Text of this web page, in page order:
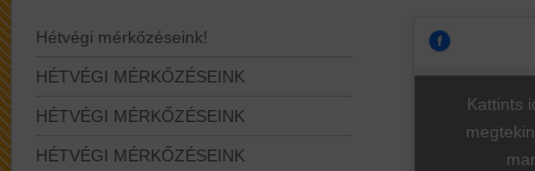
Hétvégi mérkőzéseink!
HÉTVÉGI MÉRKŐZÉSEINK
HÉTVÉGI MÉRKŐZÉSEINK
HÉTVÉGI MÉRKŐZÉSEINK
Kattints